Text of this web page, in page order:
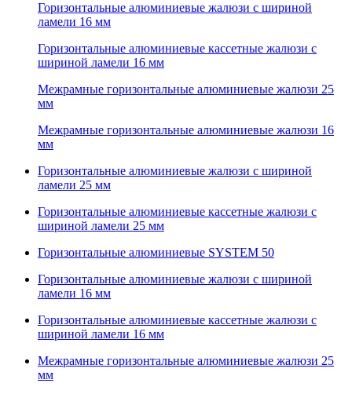
Горизонтальные алюминиевые жалюзи с шириной
ламели 16 мм
Горизонтальные алюминиевые кассетные жалюзи с
шириной ламели 16 мм
Межрамные горизонтальные алюминиевые жалюзи 25
мм
Межрамные горизонтальные алюминиевые жалюзи 16
мм
Горизонтальные алюминиевые жалюзи с шириной
ламели 25 мм
Горизонтальные алюминиевые кассетные жалюзи с
шириной ламели 25 мм
Горизонтальные алюминиевые SYSTEM 50
Горизонтальные алюминиевые жалюзи с шириной
ламели 16 мм
Горизонтальные алюминиевые кассетные жалюзи с
шириной ламели 16 мм
Межрамные горизонтальные алюминиевые жалюзи 25
мм